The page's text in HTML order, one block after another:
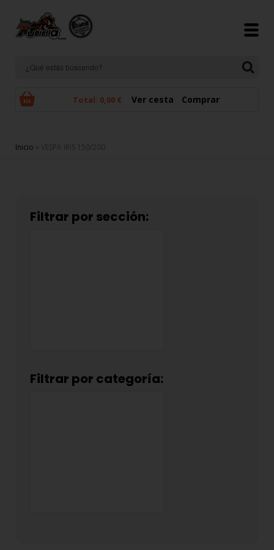
Total: 0,00 € Ver cesta Comprar
Se encuentra usted aquí
Inicio » VESPA IRIS 150/200
Filtrar por sección:
Filtrar por categoría: